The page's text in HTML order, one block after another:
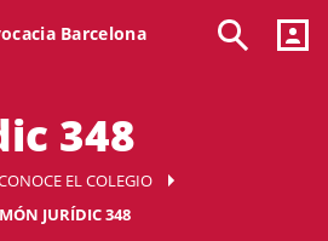
Barcelona
348
EL COLEGIO
MÓN JURÍDIC 348